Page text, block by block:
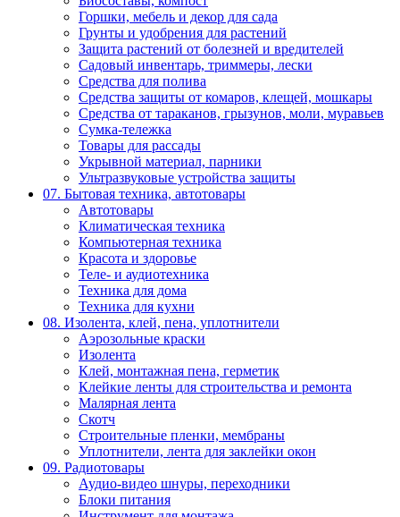
Горшки, мебель и декор для сада
Грунты и удобрения для растений
Защита растений от болезней и вредителей
Садовый инвентарь, триммеры, лески
Средства для полива
Средства защиты от комаров, клещей, мошкары
Средства от тараканов, грызунов, моли, муравьев
Сумка-тележка
Товары для рассады
Укрывной материал, парники
Ультразвуковые устройства защиты
07. Бытовая техника, автотовары
Автотовары
Климатическая техника
Компьютерная техника
Красота и здоровье
Теле- и аудиотехника
Техника для дома
Техника для кухни
08. Изолента, клей, пена, уплотнители
Аэрозольные краски
Изолента
Клей, монтажная пена, герметик
Клейкие ленты для строительства и ремонта
Малярная лента
Скотч
Строительные пленки, мембраны
Уплотнители, лента для заклейки окон
09. Радиотовары
Аудио-видео шнуры, переходники
Блоки питания